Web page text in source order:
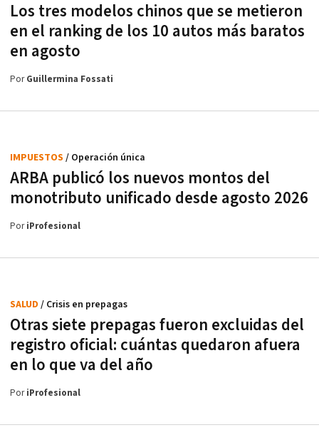
Los tres modelos chinos que se metieron
en el ranking de los 10 autos más baratos
en agosto
PorGuillermina Fossati
ARBA publicó los nuevos montos del
monotributo unificado desde agosto 2026
IMPUESTOS / Operación única
PoriProfesional
Otras siete prepagas fueron excluidas del
registro oficial: cuántas quedaron afuera
en lo que va del año
SALUD / Crisis en prepagas
PoriProfesional